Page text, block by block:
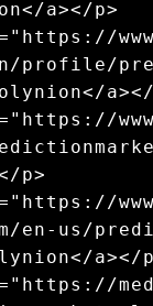
a></p>
profile/
p>
en-us/
a></